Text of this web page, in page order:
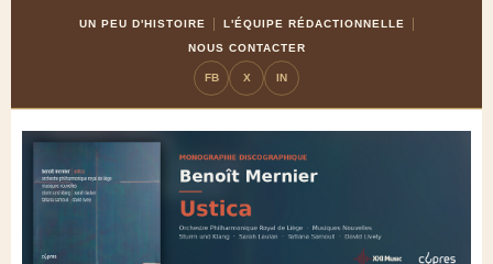
UN PEU D'HISTOIRE
L'ÉQUIPE RÉDACTIONNELLE
NOUS CONTACTER
FB X IN